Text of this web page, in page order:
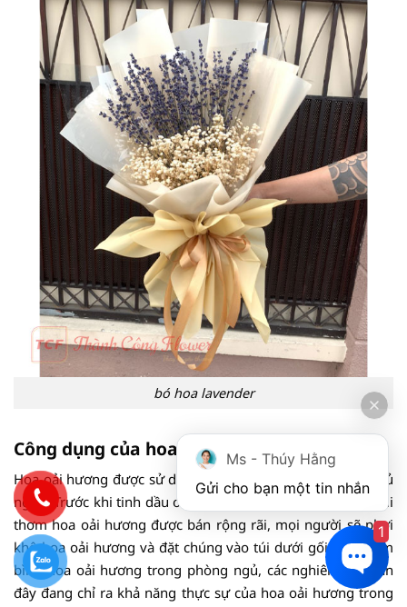
bó hoa lavender
Công dụng của hoa lavender
Hoa oải hương được sử dụng rộng rãi để mang lại giấc ngủ
ngon. Trước khi tinh dầu oải hương và các sản phẩm có mùi
thơm hoa oải hương được bán rộng rãi, mọi người sẽ phơi
khô hoa oải hương và đặt chúng vào túi dưới gối hoặc cắm
bình hoa oải hương trong phòng ngủ, các nghiên cứu gần
đây đang chỉ ra khả năng thực sự của hoa oải hương trong
Ms - Thúy Hằng
Gửi cho bạn một tin nhắn
1